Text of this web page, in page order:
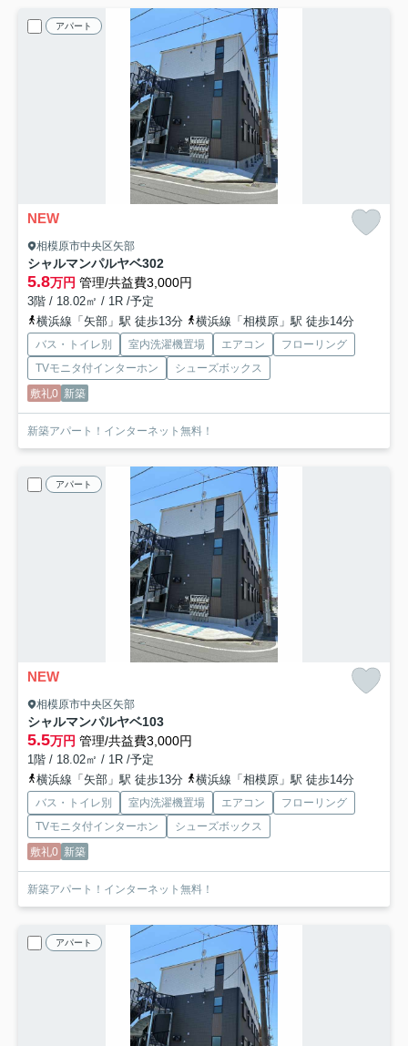
アパート
NEW
相模原市中央区矢部
シャルマンパルヤベ302
5.8万円 管理/共益費3,000円
3階 / 18.02㎡ / 1R /予定
横浜線「矢部」駅 徒歩13分
横浜線「相模原」駅 徒歩14分
バス・トイレ別 室内洗濯機置場 エアコン
フローリング
TVモニタ付インターホン
シューズボックス
敷礼0 新築
新築アパート！インターネット無料！
アパート
NEW
相模原市中央区矢部
シャルマンパルヤベ103
5.5万円 管理/共益費3,000円
1階 / 18.02㎡ / 1R /予定
横浜線「矢部」駅 徒歩13分
横浜線「相模原」駅 徒歩14分
バス・トイレ別 室内洗濯機置場 エアコン
フローリング
TVモニタ付インターホン
シューズボックス
敷礼0 新築
新築アパート！インターネット無料！
アパート